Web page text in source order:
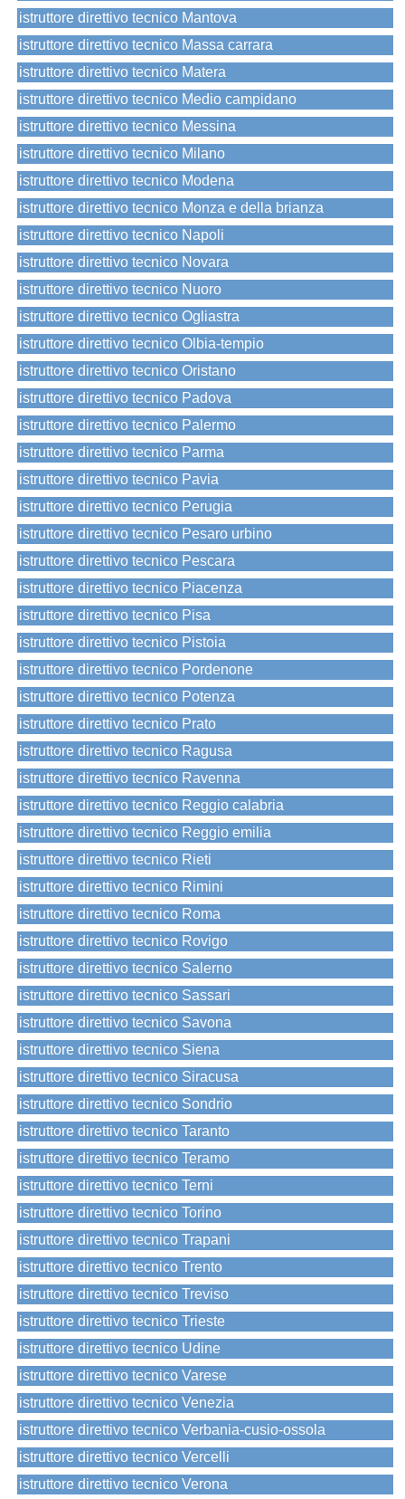
istruttore direttivo tecnico Mantova
istruttore direttivo tecnico Massa carrara
istruttore direttivo tecnico Matera
istruttore direttivo tecnico Medio campidano
istruttore direttivo tecnico Messina
istruttore direttivo tecnico Milano
istruttore direttivo tecnico Modena
istruttore direttivo tecnico Monza e della brianza
istruttore direttivo tecnico Napoli
istruttore direttivo tecnico Novara
istruttore direttivo tecnico Nuoro
istruttore direttivo tecnico Ogliastra
istruttore direttivo tecnico Olbia-tempio
istruttore direttivo tecnico Oristano
istruttore direttivo tecnico Padova
istruttore direttivo tecnico Palermo
istruttore direttivo tecnico Parma
istruttore direttivo tecnico Pavia
istruttore direttivo tecnico Perugia
istruttore direttivo tecnico Pesaro urbino
istruttore direttivo tecnico Pescara
istruttore direttivo tecnico Piacenza
istruttore direttivo tecnico Pisa
istruttore direttivo tecnico Pistoia
istruttore direttivo tecnico Pordenone
istruttore direttivo tecnico Potenza
istruttore direttivo tecnico Prato
istruttore direttivo tecnico Ragusa
istruttore direttivo tecnico Ravenna
istruttore direttivo tecnico Reggio calabria
istruttore direttivo tecnico Reggio emilia
istruttore direttivo tecnico Rieti
istruttore direttivo tecnico Rimini
istruttore direttivo tecnico Roma
istruttore direttivo tecnico Rovigo
istruttore direttivo tecnico Salerno
istruttore direttivo tecnico Sassari
istruttore direttivo tecnico Savona
istruttore direttivo tecnico Siena
istruttore direttivo tecnico Siracusa
istruttore direttivo tecnico Sondrio
istruttore direttivo tecnico Taranto
istruttore direttivo tecnico Teramo
istruttore direttivo tecnico Terni
istruttore direttivo tecnico Torino
istruttore direttivo tecnico Trapani
istruttore direttivo tecnico Trento
istruttore direttivo tecnico Treviso
istruttore direttivo tecnico Trieste
istruttore direttivo tecnico Udine
istruttore direttivo tecnico Varese
istruttore direttivo tecnico Venezia
istruttore direttivo tecnico Verbania-cusio-ossola
istruttore direttivo tecnico Vercelli
istruttore direttivo tecnico Verona